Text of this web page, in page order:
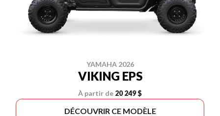
YAMAHA 2026
VIKING EPS
À partir de 20 249 $
DÉCOUVRIR CE MODÈLE